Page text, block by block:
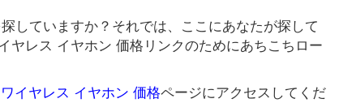
していますか？それでは、ここにあなたが探して
ヤレス イヤホン 価格リンクのためにあちこちロー
イヤレス イヤホン 価格ページにアクセスしてくだ